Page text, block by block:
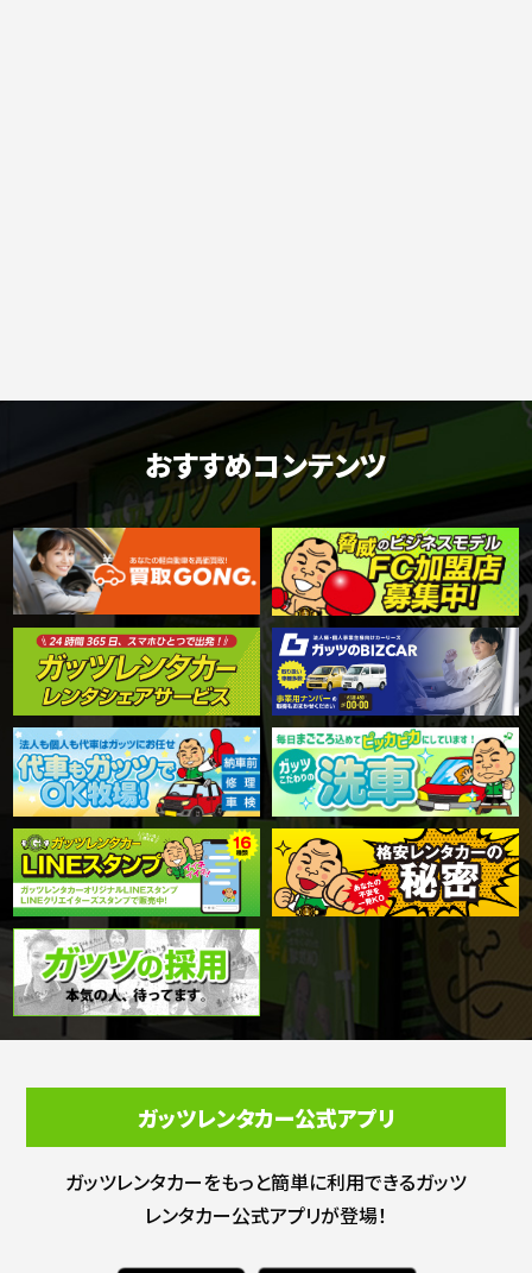
おすすめコンテンツ
ガッツレンタカー公式アプリ
ガッツレンタカーをもっと簡単に利用できるガッツ
レンタカー公式アプリが登場！